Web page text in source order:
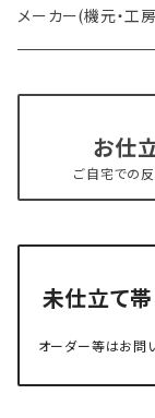
- 京袋帯・開き仕立
- 新古帯、中古・
夏用
- 振袖の帯・ママ
メーカー(機元・工
博多織 西村織物
『marumasa.fab
お仕
ご自宅での反
未仕立て帯
オーダー等はお問